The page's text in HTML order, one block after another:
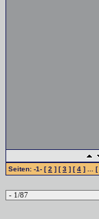
Seiten: -1- [2 ] [3 ] [4 ] ... [